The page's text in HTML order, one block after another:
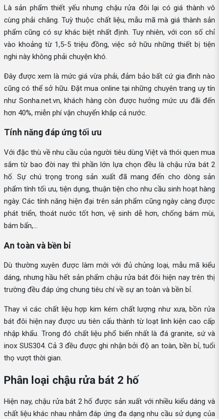
Là sản phẩm thiết yếu nhưng chậu rửa đôi lại có giá thành vô
cùng phải chăng. Tuỳ thuộc chất liệu, mẫu mã mà giá thành sản
phẩm cũng có sự khác biệt nhất định. Tuy nhiên, với con số chỉ
vào khoảng từ 1,5-5 triệu đồng, việc sở hữu những thiết bị tiện
nghi này không phải chuyện khó.
Đây được xem là mức giá vừa phải, đảm bảo bất cứ gia đình nào
cũng có thể sở hữu. Đặt mua online tại những chuyên trang uy tín
như Sonha.net.vn, khách hàng còn được hưởng mức ưu đãi đến
hơn 40%, miễn phí vận chuyển khắp cả nước.
Tính năng đáp ứng tối ưu
Với đặc thù về nhu cầu của người tiêu dùng Việt và thói quen mua
sắm từ bao đời nay thì phần lớn lựa chọn đều là chậu rửa bát 2
hố. Sự chú trọng trong sản xuất đã mang đến cho dòng sản
phẩm tính tối ưu, tiện dụng, thuận tiện cho nhu cầu sinh hoạt hàng
ngày. Các tính năng hiện đại trên sản phẩm cũng ngày càng được
phát triển, thoát nước tốt hơn, vệ sinh dễ hơn, chống bám mùi,
bám bẩn,...
An toàn và bền bỉ
Dù thường xuyên được làm mới với đủ chủng loại, mẫu mã kiểu
dáng, nhưng hầu hết sản phẩm chậu rửa bát đôi hiện nay trên thị
trường đều đáp ứng chung tiêu chí về sự an toàn và bền bỉ.
Thay vì các chất liệu hợp kim kém chất lượng như xưa, bồn rửa
bát đôi hiện nay được ưu tiên cấu thành từ loạt linh kiện cao cấp
nhập khẩu. Trong đó chất liệu phổ biến nhất là đá granite, sứ và
inox SUS304. Cả 3 đều được ghi nhận bởi độ an toàn, bền bỉ, tuổi
thọ vượt thời gian.
Phân loại chậu rửa bát 2 hố
Hiện nay, chậu rửa bát 2 hố được sản xuất với nhiều kiểu dáng và
chất liệu khác nhau nhằm đáp ứng đa dạng nhu cầu sử dụng của